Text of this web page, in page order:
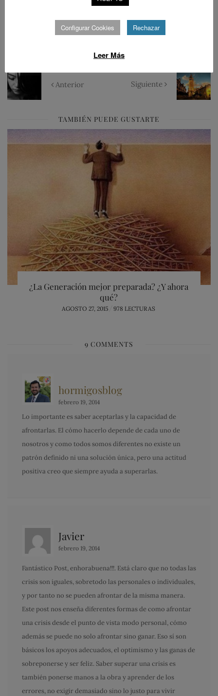
Anterior Siguiente
TAMBIÉN PUEDE GUSTARTE
¿La Generación mejor preparada? ¿Y ahora
qué?
POSTED
AGOSTO 27, 2015 978 LECTURAS
9 COMMENTS
hormigosblog
febrero 19, 2014
Lo importante es saber aceptarlas y la capacidad de
afrontarlas. El cómo hacerlo depende de cada uno de
nosotros y como todos somos diferentes no existe un
patrón definido ni una solución única, pero una actitud
positiva creo que siempre ayuda a superarlas.
Javier
febrero 19, 2014
Fantástico Post, enhorabuena!!!. Está claro que no todas las
crisis son iguales, sobretodo las personales o individuales,
y por tanto no se pueden afrontar de la misma manera.
Este post nos enseña diferentes formas de como afrontar
una crisis desde el punto de vista modo personal, cómo
además se puede no solo afrontar sino ganar. Eso sí son
básicos los apoyos adecuados, el optimismo y las ganas de
sobreponerse y ser feliz. Saber superar una crisis es
también ponerse manos a la obra y aprender de los
errores, no exigir demasiado sino lo justo para vivir
Configurar Cookies Rechazar
Leer Más